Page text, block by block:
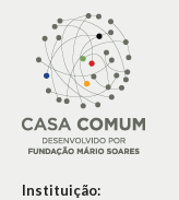
Instituição: